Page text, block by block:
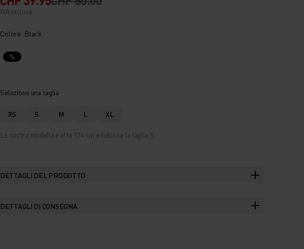
IVA inclusa
Colore: Black
%
Selezione una taglia
XS S M L XL
La nostra modella è alta 174 cm e indossa la taglia S.
DETTAGLI DEL PRODOTTO
DETTAGLI DI CONSEGNA